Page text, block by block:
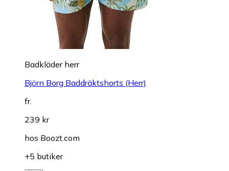
Badkläder herr
Björn Borg Baddräktshorts (Herr)
fr.
239 kr
hos Boozt.com
+5 butiker